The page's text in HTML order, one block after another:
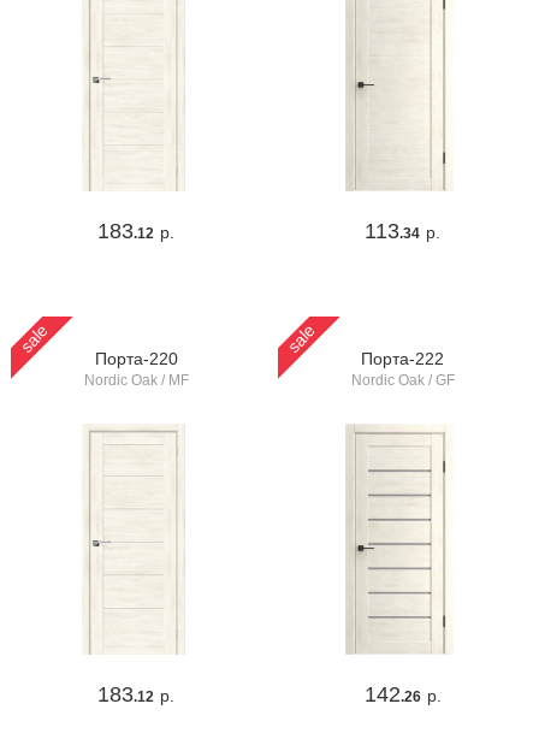
183.12 р. 113.34 р.
sale
Порта-220
Nordic Oak / MF
183.12 р.
sale
Порта-222
Nordic Oak / GF
142.26 р.